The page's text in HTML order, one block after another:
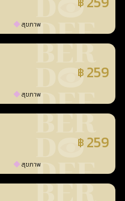
สุขภาพ
฿ 259
สุขภาพ
฿ 259
สุขภาพ